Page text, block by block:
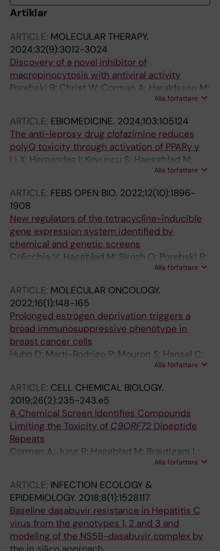
Artiklar
ARTICLE: MOLECULAR THERAPY.
2024;32(9):3012-3024
Discovery of a novel inhibitor of
macropinocytosis with antiviral activity
Porebski B; Christ W; Corman A; Haraldsson M;
Barz M; Lidemalm L; Haggblad M; Ilmain J;
Lapins M; Sezgin E; Bhabha G; Lauschke VM;
Carreras-Puigvert J; Lafarga M; Klingstrom J;
Huhn D; Fernandez-Capetillo O
Alla författare
ARTICLE: EBIOMEDICINE. 2024;103:105124
The anti-leprosy drug clofazimine reduces
polyQ toxicity through activation of PPARγ γ
Li X; Hernandez I; Koyuncu S; Haeggblad M;
Lidemalm L; Abbas AA; Bendeguz S; Goebloes
A; Brautigam L; Lucas JJ; Carreras-Puigvert J;
Huehn D; Pircs K; Vilchez D; Fernandez-
Capetillo O
Alla författare
ARTICLE: FEBS OPEN BIO. 2022;12(10):1896-
1908
New regulators of the tetracycline-inducible
gene expression system identified by
chemical and genetic screens
Colicchia V; Haggblad M; Sirozh O; Porebski B;
Balan M; Li X; Lidemalm L; Carreras-Puigvert J;
Alla författare
ARTICLE: MOLECULAR ONCOLOGY.
2022;16(1):148-165
Prolonged estrogen deprivation triggers a
broad immunosuppressive phenotype in
breast cancer cells
Huhn D; Marti-Rodrigo P; Mouron S; Hansel C;
Tschapalda K; Porebski B; Haggblad M;
Puigvert J; Fernandez-Capetillo O
Alla författare
ARTICLE: CELL CHEMICAL BIOLOGY.
2019;26(2):235-243.e5
A Chemical Screen Identifies Compounds
Limiting the Toxicity of C9ORF72 Dipeptide
Repeats
Corman A; Jung B; Haggblad M; Brautigam L;
Lafarga V; Lidemalm L; Huhn D; Carreras-
Alla författare
ARTICLE: INFECTION ECOLOGY &
EPIDEMIOLOGY. 2018;8(1):1528117
Baseline dasabuvir resistance in Hepatitis C
virus from the genotypes 1, 2 and 3 and
modeling of the NS5B-dasabuvir complex by